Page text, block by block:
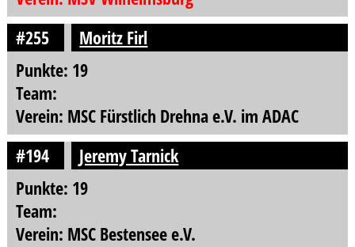
#255
Moritz Firl
Punkte: 19
Team:
Verein: MSC Fürstlich Drehna e.V. im ADAC
#194
Jeremy Tarnick
Punkte: 19
Team:
Verein: MSC Bestensee e.V.